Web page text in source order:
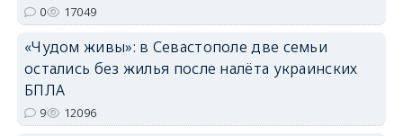
erid: 2SDnjdvhGXG
0 17049
«Чудом живы»: в Севастополе две семьи
остались без жилья после налёта украинских
БПЛА
9 12096